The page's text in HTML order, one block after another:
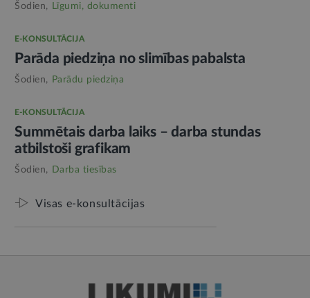
Šodien, Līgumi, dokumenti
E-KONSULTĀCIJA
Parāda piedziņa no slimības pabalsta
Šodien, Parādu piedziņa
E-KONSULTĀCIJA
Summētais darba laiks – darba stundas
atbilstoši grafikam
Šodien, Darba tiesības
Visas e-konsultācijas